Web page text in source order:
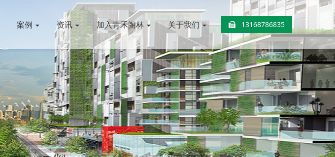
13168786835
案例 资讯 加入青禾阁林 关于我们